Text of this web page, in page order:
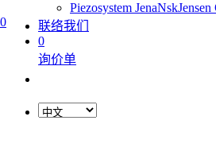
0
Piezosystem JenaNskJensen
联络我们
0
询价单